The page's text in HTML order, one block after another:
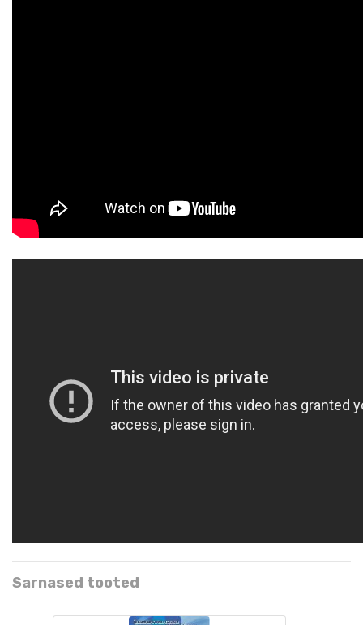
Sarnased tooted